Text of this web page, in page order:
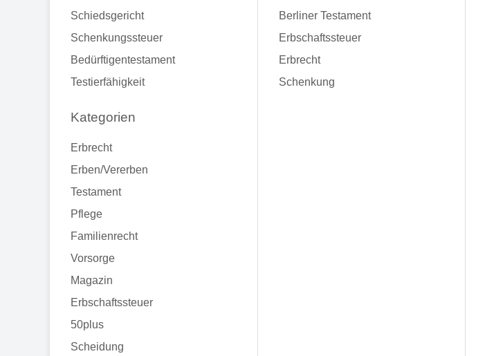
Schiedsgericht
Schenkungssteuer
Bedürftigentestament
Testierfähigkeit
Kategorien
Erbrecht
Erben/Vererben
Testament
Pflege
Familienrecht
Vorsorge
Magazin
Erbschaftssteuer
50plus
Scheidung
Berliner Testament
Erbschaftssteuer
Erbrecht
Schenkung